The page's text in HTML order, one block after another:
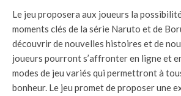
Le jeu proposera aux joueurs la
moments clés de la série Naruto et de
découvrir de nouvelles histoires et de
joueurs pourront s’affronter en ligne et
modes de jeu variés qui permettront à
bonheur. Le jeu promet de proposer une